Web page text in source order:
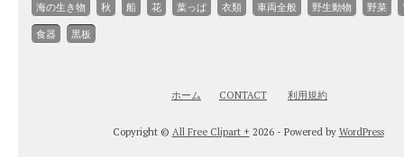
海の生き物 秋 船 花 葉っぱ 衣類 車両全般 野生動物 野菜
食器 黒板
ホーム CONTACT 利用規約
Copyright © All Free Clipart + 2026 - Powered by WordPress